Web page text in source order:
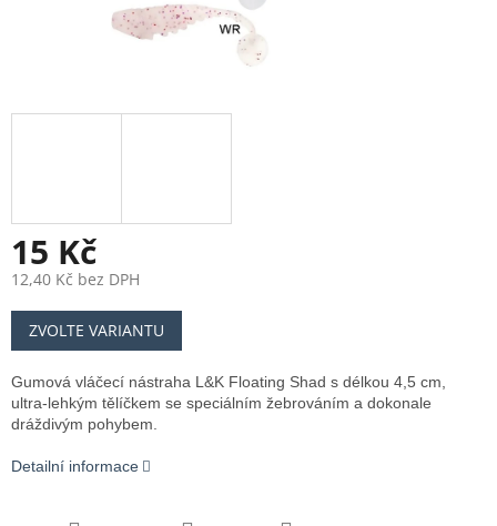
15 Kč
12,40 Kč bez DPH
Měrná
cena:
ZVOLTE VARIANTU
Gumová vláčecí nástraha L&K Floating Shad s délkou 4,5 cm,
ultra-lehkým tělíčkem se speciálním žebrováním a dokonale
dráždivým pohybem.
Detailní informace